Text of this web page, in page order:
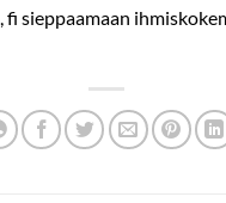
sieppaamaan